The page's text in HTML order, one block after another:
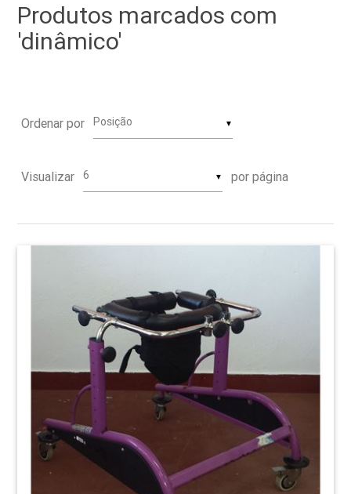
Produtos marcados com
'dinâmico'
Ordenar por ▼
Visualizar ▼ por página